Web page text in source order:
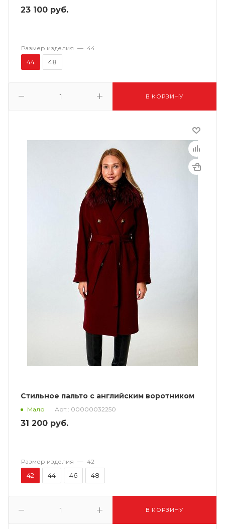
23 100 руб.
В КОРЗИНУ
Размер изделия — 44
44 48
Стильное пальто с английским воротником
Мало Арт.: 00000032250
31 200 руб.
В КОРЗИНУ
Размер изделия — 42
42 44 46 48